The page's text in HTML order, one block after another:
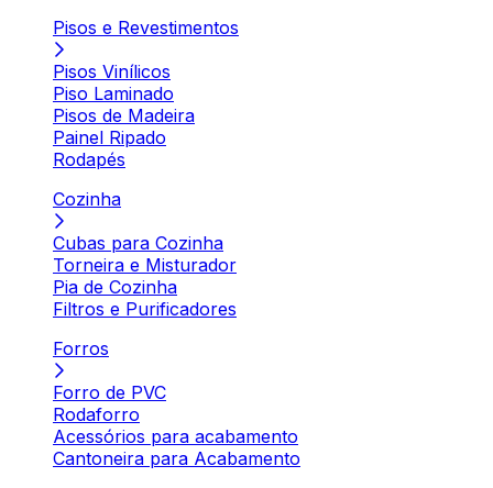
Pisos e Revestimentos
Pisos Vinílicos
Piso Laminado
Pisos de Madeira
Painel Ripado
Rodapés
Cozinha
Cubas para Cozinha
Torneira e Misturador
Pia de Cozinha
Filtros e Purificadores
Forros
Forro de PVC
Rodaforro
Acessórios para acabamento
Cantoneira para Acabamento